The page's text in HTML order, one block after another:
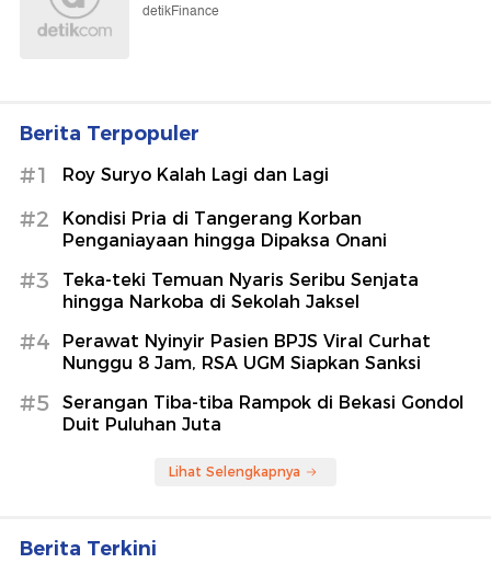
detikFinance
Berita Terpopuler
#1 Roy Suryo Kalah Lagi dan Lagi
#2
Kondisi Pria di Tangerang Korban
Penganiayaan hingga Dipaksa Onani
#3
Teka-teki Temuan Nyaris Seribu Senjata
hingga Narkoba di Sekolah Jaksel
#4
Perawat Nyinyir Pasien BPJS Viral Curhat
Nunggu 8 Jam, RSA UGM Siapkan Sanksi
#5
Serangan Tiba-tiba Rampok di Bekasi Gondol
Duit Puluhan Juta
Lihat Selengkapnya
Berita Terkini